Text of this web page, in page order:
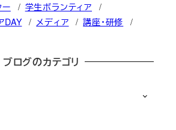
ー
学生ボランティア
DAY
メディア
講座・研修
ブログのカテゴリ